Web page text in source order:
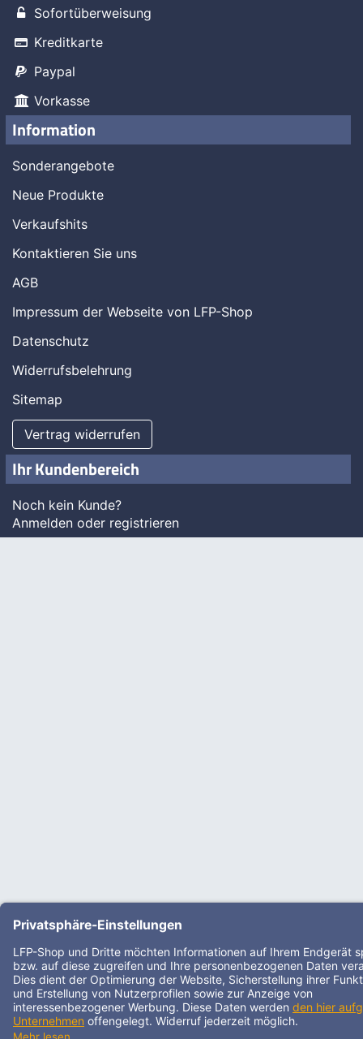
Sofortüberweisung
Kreditkarte
Paypal
Vorkasse
Information
Sonderangebote
Neue Produkte
Verkaufshits
Kontaktieren Sie uns
AGB
Impressum der Webseite von LFP-Shop
Datenschutz
Widerrufsbelehrung
Sitemap
Vertrag widerrufen
Ihr Kundenbereich
Noch kein Kunde?
Anmelden oder registrieren